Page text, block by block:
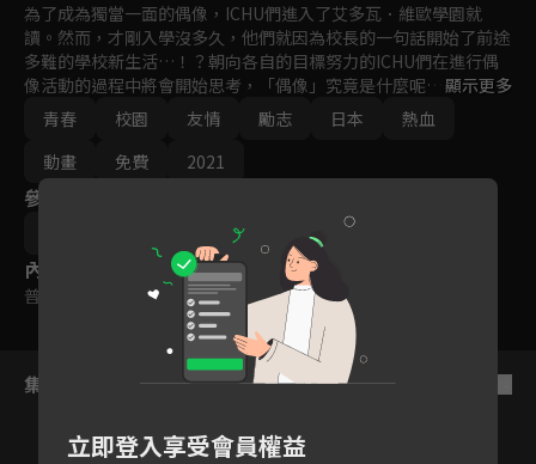
為了成為獨當一面的偶像，ICHU們進入了艾多瓦．維歐學園就
讀。然而，才剛入學沒多久，他們就因為校長的一句話開始了前途
多難的學校新生活…！？朝向各自的目標努力的ICHU們在進行偶
像活動的過程中將會開始思考，「偶像」究竟是什麼呢…？
為了找出這個問題的答案而努力奮鬥的ICHU們，記錄下了他們每
刻每秒閃耀光輝的模樣的青春故事，現在即將開始―――！
顯示更多
青春
校園 友情 勵志 日本
熱血
動畫
免費 2021
參與演員
Liber Entertainment Inc.
內容標籤
普遍級
集數列表
立即登入享受會員權益